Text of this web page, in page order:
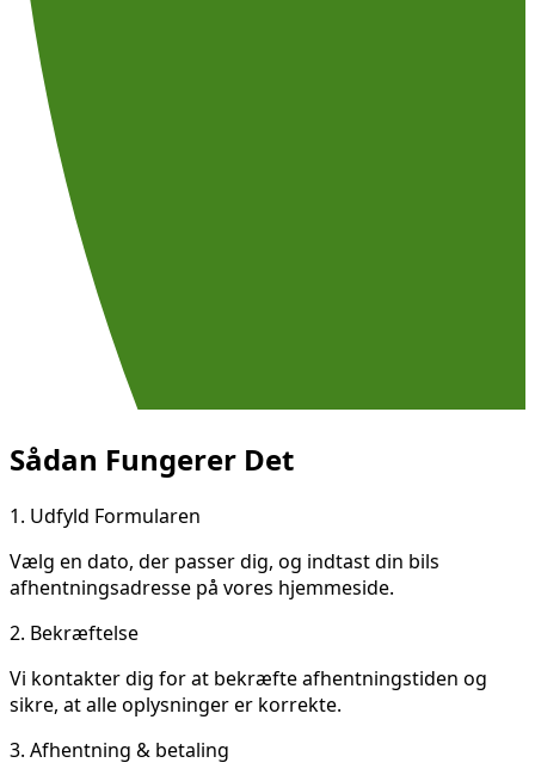
Sådan Fungerer Det
1. Udfyld Formularen
Vælg en dato, der passer dig, og indtast din bils
afhentningsadresse på vores hjemmeside.
2. Bekræftelse
Vi kontakter dig for at bekræfte afhentningstiden og
sikre, at alle oplysninger er korrekte.
3. Afhentning & betaling